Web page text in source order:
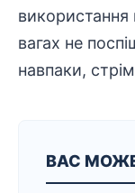
вагах не
навпаки,
ВАС